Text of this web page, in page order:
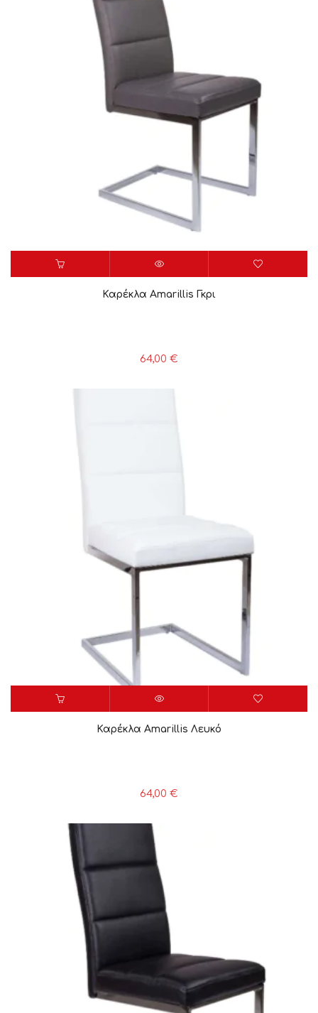
Καρέκλα Amarillis Γκρι
64,00 €
Καρέκλα Amarillis Λευκό
64,00 €